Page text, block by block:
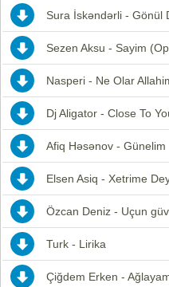
Sura İskəndərli - Gönül
Sezen Aksu - Sayim
Nasperi - Ne Olar
Dj Aligator - Close To
Afiq Həsənov - Günelim
Elsen Asiq - Xetrime
Özcan Deniz - Uçun
Turk - Lirika
Çiğdem Erken -